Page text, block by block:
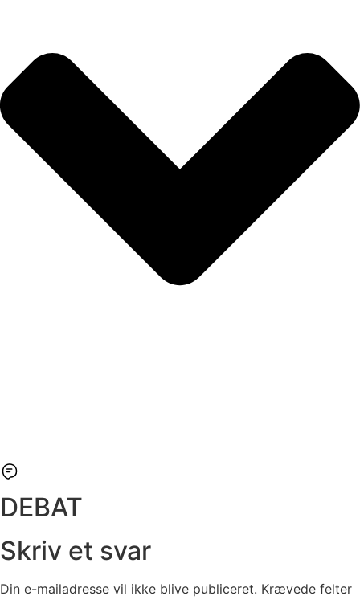
DEBAT
Skriv et svar
Din e-mailadresse vil ikke blive publiceret. Krævede felter